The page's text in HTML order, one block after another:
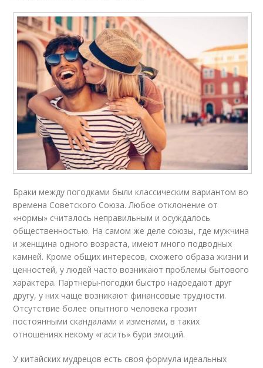
Браки между погодками были классическим вариантом во
времена Советского Союза. Любое отклонение от
«нормы» считалось неправильным и осуждалось
общественностью. На самом же деле союзы, где мужчина
и женщина одного возраста, имеют много подводных
камней. Кроме общих интересов, схожего образа жизни и
ценностей, у людей часто возникают проблемы бытового
характера. Партнеры-погодки быстро надоедают друг
другу, у них чаще возникают финансовые трудности.
Отсутствие более опытного человека грозит
постоянными скандалами и изменами, в таких
отношениях некому «гасить» бури эмоций.
У китайских мудрецов есть своя формула идеальных